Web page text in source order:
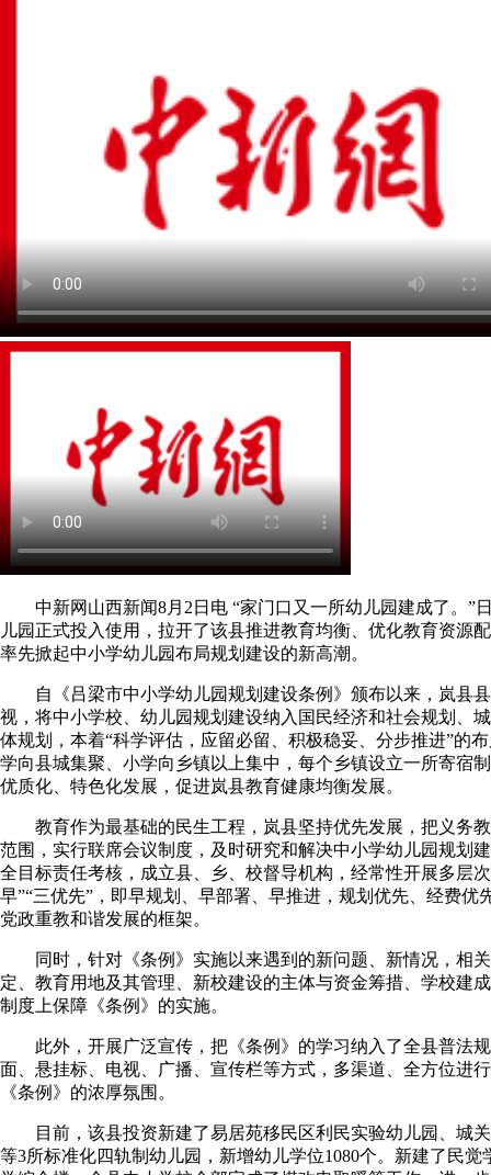
中新网山西新闻8月2日电 “家门口又一所幼儿园建成了。”
儿园正式投入使用，拉开了该县推进教育均衡、优化教育资源
率先掀起中小学幼儿园布局规划建设的新高潮。
自《吕梁市中小学幼儿园规划建设条例》颁布以来，岚县
视，将中小学校、幼儿园规划建设纳入国民经济和社会规划、
体规划，本着“科学评估，应留必留、积极稳妥、分步推进”的
学向县城集聚、小学向乡镇以上集中，每个乡镇设立一所寄宿
优质化、特色化发展，促进岚县教育健康均衡发展。
教育作为最基础的民生工程，岚县坚持优先发展，把义务
范围，实行联席会议制度，及时研究和解决中小学幼儿园规划
全目标责任考核，成立县、乡、校督导机构，经常性开展多层
早”“三优先”，即早规划、早部署、早推进，规划优先、经费优
党政重教和谐发展的框架。
同时，针对《条例》实施以来遇到的新问题、新情况，相
定、教育用地及其管理、新校建设的主体与资金筹措、学校建
制度上保障《条例》的实施。
此外，开展广泛宣传，把《条例》的学习纳入了全县普法
面、悬挂标、电视、广播、宣传栏等方式，多渠道、全方位进
《条例》的浓厚氛围。
目前，该县投资新建了易居苑移民区利民实验幼儿园、城
等3所标准化四轨制幼儿园，新增幼儿学位1080个。新建了民觉